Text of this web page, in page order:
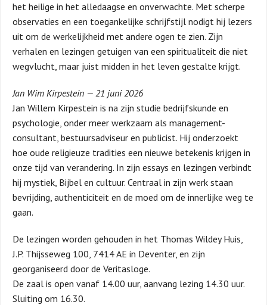
het heilige in het alledaagse en onverwachte. Met scherpe
observaties en een toegankelijke schrijfstijl nodigt hij lezers
uit om de werkelijkheid met andere ogen te zien. Zijn
verhalen en lezingen getuigen van een spiritualiteit die niet
wegvlucht, maar juist midden in het leven gestalte krijgt.
Jan Wim Kirpestein — 21 juni 2026
Jan Willem Kirpestein is na zijn studie bedrijfskunde en
psychologie, onder meer werkzaam als management-
consultant, bestuursadviseur en publicist. Hij onderzoekt
hoe oude religieuze tradities een nieuwe betekenis krijgen in
onze tijd van verandering. In zijn essays en lezingen verbindt
hij mystiek, Bijbel en cultuur. Centraal in zijn werk staan
bevrijding, authenticiteit en de moed om de innerlijke weg te
gaan.
De lezingen worden gehouden in het Thomas Wildey Huis,
J.P. Thijsseweg 100, 7414 AE in Deventer, en zijn
georganiseerd door de Veritasloge.
De zaal is open vanaf 14.00 uur, aanvang lezing 14.30 uur.
Sluiting om 16.30.